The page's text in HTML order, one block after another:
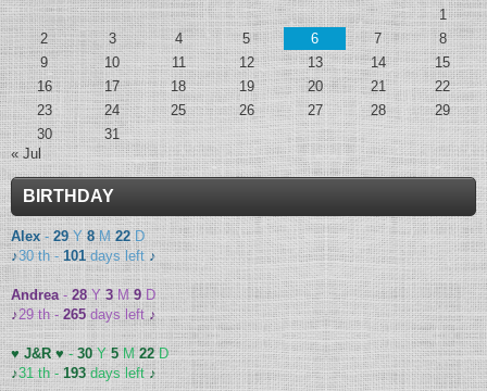
1
2
3 4 5 6 7
8
9
10 11 12 13 14
15
16
17 18 19 20 21
22
23
24 25 26 27 28
29
30
31
« Jul
BIRTHDAY
Alex-29Y8M22D
♪30 th -101days left ♪
Andrea- 28Y3 M9D
♪29 th -265days left♪
♥ J&R ♥- 30Y 5M 22D
♪31 th -193days left♪